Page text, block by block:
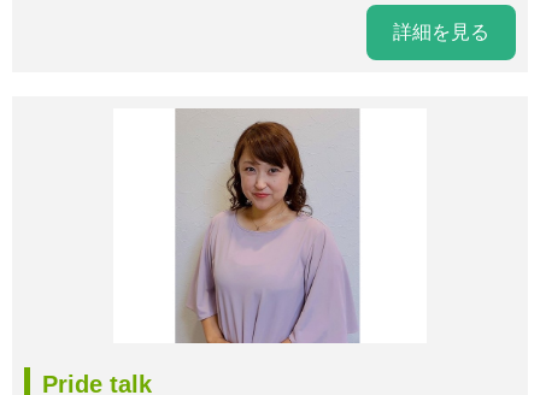
詳細を見る
Pride talk